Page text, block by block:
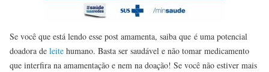
Se você que está lendo esse post amamenta, saiba que é uma potencial
doadora de leite humano. Basta ser saudável e não tomar medicamento
que interfira na amamentação e nem na doação! Se você não estiver mais